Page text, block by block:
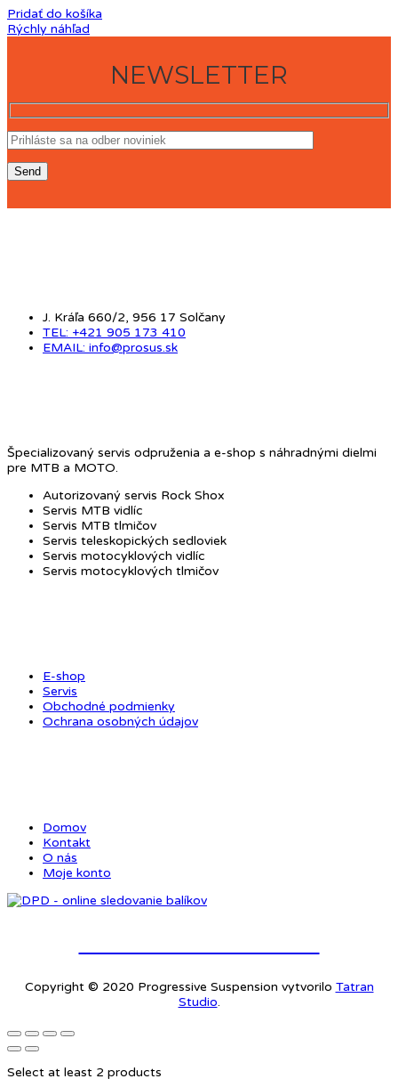
Pridať do košíka
Rýchly náhľad
NEWSLETTER
J. Kráľa 660/2, 956 17 Solčany
TEL: +421 905 173 410
EMAIL: info@prosus.sk
Špecializovaný servis odpruženia a e-shop s náhradnými dielmi
pre MTB a MOTO.
Autorizovaný servis Rock Shox
Servis MTB vidlíc
Servis MTB tlmičov
Servis teleskopických sedloviek
Servis motocyklových vidlíc
Servis motocyklových tlmičov
E-shop
Servis
Obchodné podmienky
Ochrana osobných údajov
Domov
Kontakt
O nás
Moje konto
Copyright © 2020 Progressive Suspension vytvorilo Tatran
Studio.
Select at least 2 products